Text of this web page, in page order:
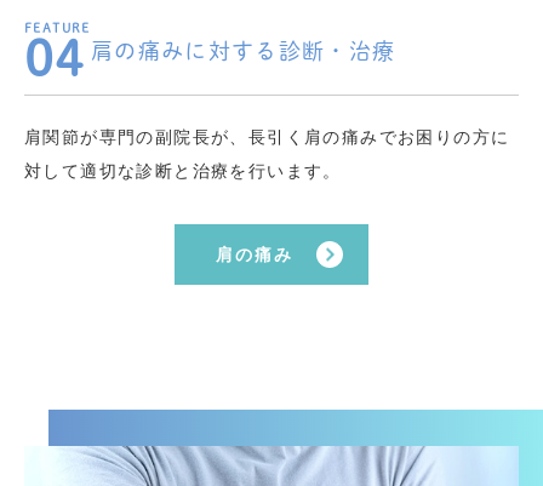
04 肩の痛みに対する診断・治療
肩関節が専門の副院長が、長引く肩の痛みでお困りの方に
対して適切な診断と治療を行います。
肩の痛み